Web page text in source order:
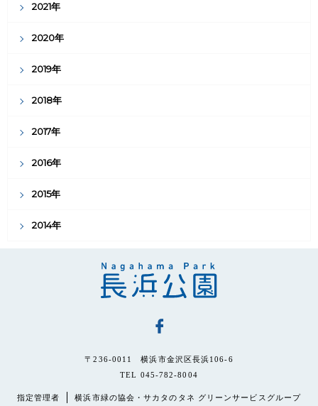
2021年
2020年
2019年
2018年
2017年
2016年
2015年
2014年
〒236-0011 横浜市金沢区長浜106-6
TEL 045-782-8004
指定管理者 横浜市緑の協会・サカタのタネ グリーンサービスグループ